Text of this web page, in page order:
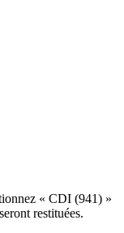
« CDI (941) »
restituées.